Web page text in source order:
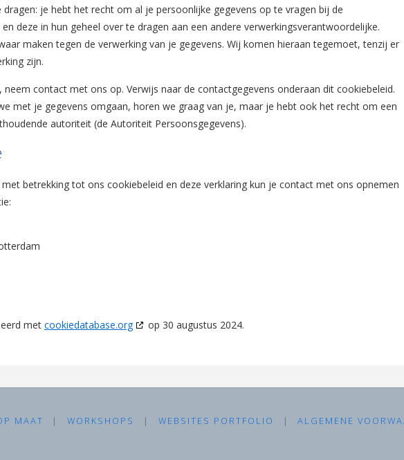
je hebt het recht om al je persoonlijke gegevens op te vragen bij de
deze in hun geheel over te dragen aan een andere verwerkingsverantwoordelijke.
maken tegen de verwerking van je gegevens. Wij komen hieraan tegemoet, tenzij er
zijn.
contact met ons op. Verwijs naar de contactgegevens onderaan dit cookiebeleid.
met je gegevens omgaan, horen we graag van je, maar je hebt ook het recht om een
autoriteit (de Autoriteit Persoonsgegevens).
betrekking tot ons cookiebeleid en deze verklaring kun je contact met ons opnemen
met cookiedatabase.org op 30 augustus 2024.
MAAT | WORKSHOPS | WEBSITES PORTFOLIO | ALGEMENE